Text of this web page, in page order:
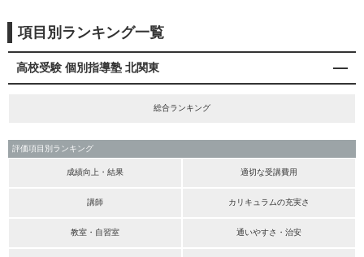
項目別ランキング一覧
高校受験 個別指導塾 北関東
総合ランキング
評価項目別ランキング
成績向上・結果 適切な受講費用
講師 カリキュラムの充実さ
教室・自習室 通いやすさ・治安